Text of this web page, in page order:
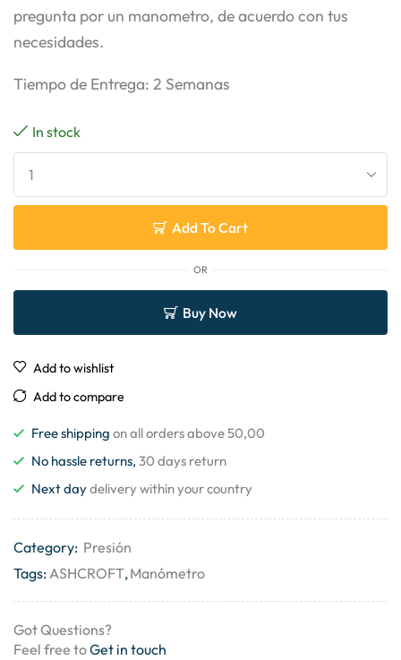
pregunta por un manometro, de acuerdo con tus
necesidades.
Tiempo de Entrega: 2 Semanas
In stock
Add To Cart
OR
Buy Now
Add to wishlist
Add to compare
Free shipping on all orders above 50,00
No hassle returns, 30 days return
Next daydelivery within your country
Category: Presión
Tags:ASHCROFT,Manómetro
Got Questions?
Feel free toGet in touch